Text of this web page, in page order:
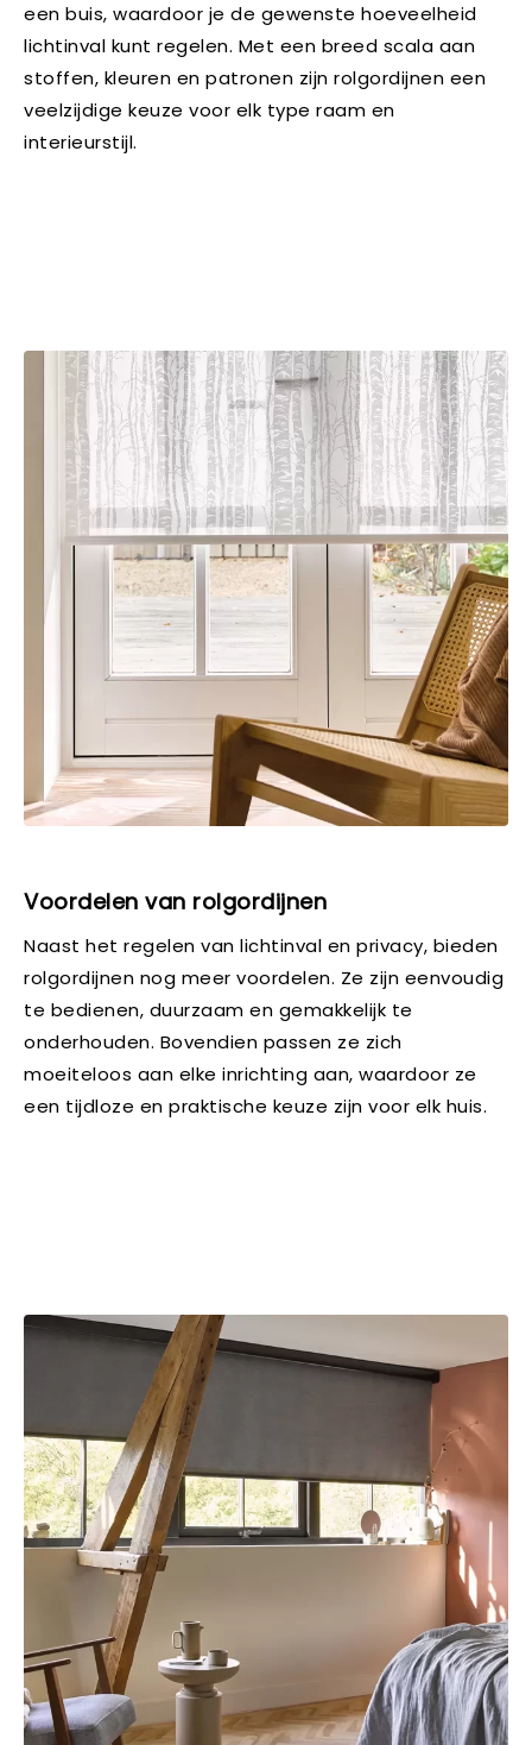
een buis, waardoor je de gewenste hoeveelheid
lichtinval kunt regelen. Met een breed scala aan
stoffen, kleuren en patronen zijn rolgordijnen een
veelzijdige keuze voor elk type raam en
interieurstijl.
Voordelen van rolgordijnen
Naast het regelen van lichtinval en privacy, bieden
rolgordijnen nog meer voordelen. Ze zijn eenvoudig
te bedienen, duurzaam en gemakkelijk te
onderhouden. Bovendien passen ze zich
moeiteloos aan elke inrichting aan, waardoor ze
een tijdloze en praktische keuze zijn voor elk huis.